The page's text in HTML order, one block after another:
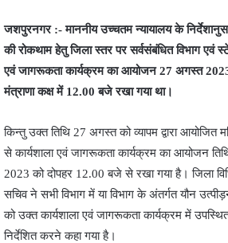
जशपुरनगर :- माननीय उच्चतम न्यायालय के
की रोकथाम हेतु जिला स्तर पर सर्वसंबंधित विभाग एवं
एवं जागरूकता कार्यक्रम का आयोजन 27 अगस्त
मंत्राणा कक्ष में 12.00 बजे रखा गया था।
किन्तु उक्त तिथि 27 अगस्त को व्यापम द्वारा आयोजित
से कार्यशाला एवं जागरूकता कार्यक्रम का आयोजन
2023 को दोपहर 12.00 बजे से रखा गया है। जिला
सचिव ने सभी विभाग में या विभाग के अंतर्गत यौन
को उक्त कार्यशाला एवं जागरूकता कार्यक्रम में
निर्देशित करने कहा गया है।